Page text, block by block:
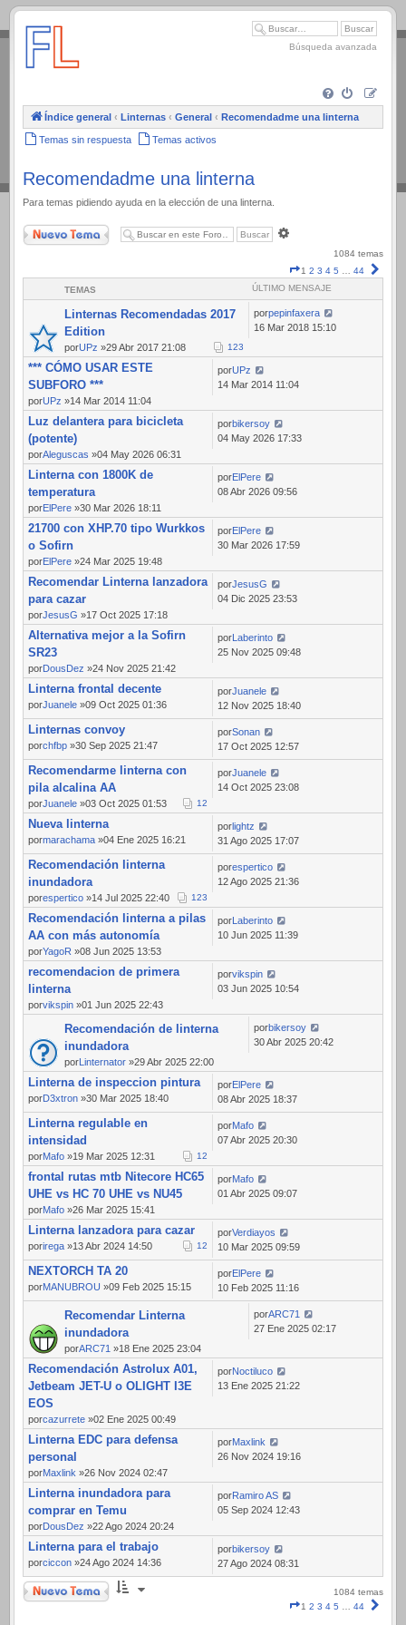
.
Búsqueda avanzada
Índice general ‹ Linternas ‹ General ‹ Recomendadme una linterna
Temas sin respuesta Temas activos
Recomendadme una linterna
Para temas pidiendo ayuda en la elección de una linterna.
Nuevo Tema
1084 temas
Página
1
44
1 2 3 4 5 … 44
TEMAS ÚLTIMO MENSAJE
Linternas Recomendadas 2017
Edition
porUPz »29 Abr 2017 21:08 123
porpepinfaxera
16 Mar 2018 15:10
*** CÓMO USAR ESTE
SUBFORO ***
porUPz »14 Mar 2014 11:04
porUPz
14 Mar 2014 11:04
Luz delantera para bicicleta
(potente)
porAleguscas »04 May 2026 06:31
porbikersoy
04 May 2026 17:33
Linterna con 1800K de
temperatura
porElPere »30 Mar 2026 18:11
porElPere
08 Abr 2026 09:56
21700 con XHP.70 tipo Wurkkos
o Sofirn
porElPere »24 Mar 2025 19:48
porElPere
30 Mar 2026 17:59
Recomendar Linterna lanzadora
para cazar
porJesusG »17 Oct 2025 17:18
porJesusG
04 Dic 2025 23:53
Alternativa mejor a la Sofirn
SR23
porDousDez »24 Nov 2025 21:42
por Laberinto
25 Nov 2025 09:48
Linterna frontal decente
porJuanele »09 Oct 2025 01:36
porJuanele
12 Nov 2025 18:40
Linternas convoy
porchfbp »30 Sep 2025 21:47
porSonan
17 Oct 2025 12:57
Recomendarme linterna con
pila alcalina AA
porJuanele »03 Oct 2025 01:53 12
porJuanele
14 Oct 2025 23:08
Nueva linterna
pormarachama »04 Ene 2025 16:21
porlightz
31 Ago 2025 17:07
Recomendación linterna
inundadora
porespertico »14 Jul 2025 22:40 123
porespertico
12 Ago 2025 21:36
Recomendación linterna a pilas
AA con más autonomía
porYagoR »08 Jun 2025 13:53
por Laberinto
10 Jun 2025 11:39
recomendacion de primera
linterna
porvikspin »01 Jun 2025 22:43
porvikspin
03 Jun 2025 10:54
Recomendación de linterna
inundadora
por Linternator »29 Abr 2025 22:00
porbikersoy
30 Abr 2025 20:42
Linterna de inspeccion pintura
porD3xtron »30 Mar 2025 18:40
porElPere
08 Abr 2025 18:37
Linterna regulable en
intensidad
porMafo »19 Mar 2025 12:31 12
porMafo
07 Abr 2025 20:30
frontal rutas mtb Nitecore HC65
UHE vs HC 70 UHE vs NU45
porMafo »26 Mar 2025 15:41
porMafo
01 Abr 2025 09:07
Linterna lanzadora para cazar
porirega »13 Abr 2024 14:50 12
porVerdiayos
10 Mar 2025 09:59
NEXTORCH TA 20
porMANUBROU »09 Feb 2025 15:15
porElPere
10 Feb 2025 11:16
Recomendar Linterna
inundadora
porARC71 »18 Ene 2025 23:04
porARC71
27 Ene 2025 02:17
Recomendación Astrolux A01,
Jetbeam JET-U o OLIGHT I3E
EOS
porcazurrete »02 Ene 2025 00:49
porNoctiluco
13 Ene 2025 21:22
Linterna EDC para defensa
personal
porMaxlink »26 Nov 2024 02:47
porMaxlink
26 Nov 2024 19:16
Linterna inundadora para
comprar en Temu
porDousDez »22 Ago 2024 20:24
porRamiro AS
05 Sep 2024 12:43
Linterna para el trabajo
porciccon »24 Ago 2024 14:36
porbikersoy
27 Ago 2024 08:31
Nuevo Tema
1084 temas
Página
1 2 3 4 5 … 44